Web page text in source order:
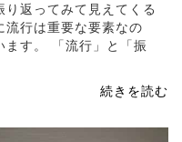
返ってみて見えてくる
流行は重要な要素なの
ます。 「流行」と「振
続きを読む